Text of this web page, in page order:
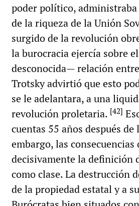
poder político,
de la riqueza de la Unión
surgido de la revolución
la burocracia ejercía sobre
desconocida— relación
Trotsky advirtió que esto
se le adelantara, a una
revolución proletaria. [42]
cuentas 55 años después
embargo, las
decisivamente la definición
como clase. La destrucción
de la propiedad estatal y a